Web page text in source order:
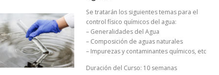
Se tratarán los siguientes temas para el
control físico químicos del agua:
– Generalidades del Agua
– Composición de aguas naturales
– Impurezas y contaminantes químicos, etc
Duración del Curso: 10 semanas